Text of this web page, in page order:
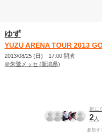
ゆず
YUZU ARENA TOUR 2013
2013/08/25 (日) 17:00 開演
＠朱鷺メッセ (新潟県)
気に
2人
参加す